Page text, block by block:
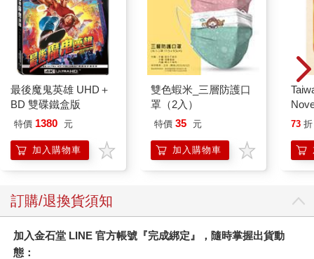
最後魔鬼英雄 UHD＋
BD 雙碟鐵盒版
特價 1380 元
加入購物車
雙色蝦米_三層防護口
罩（2入）
特價 35 元
加入購物車
73 折
訂購/退換貨須知
加入金石堂 LINE 官方帳號『完成綁定』，隨時掌握出貨動
態：